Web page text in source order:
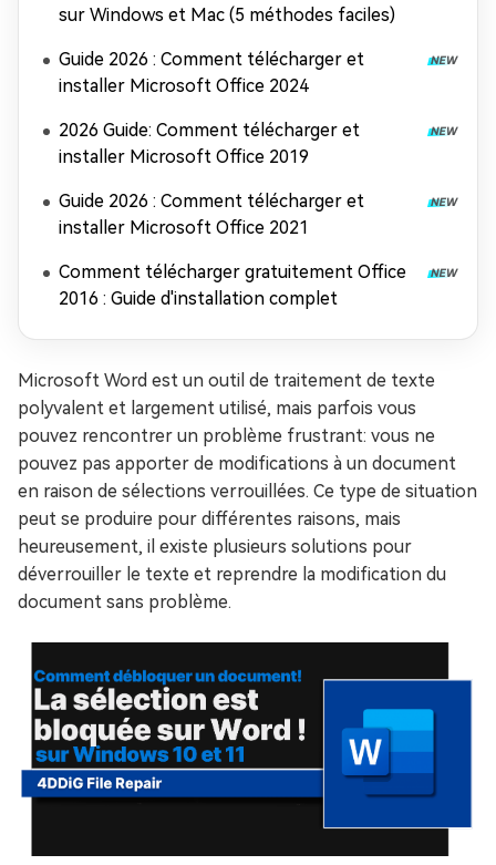
sur Windows et Mac (5 méthodes faciles)
Guide 2026 : Comment télécharger et
installer Microsoft Office 2024
2026 Guide: Comment télécharger et
installer Microsoft Office 2019
Guide 2026 : Comment télécharger et
installer Microsoft Office 2021
Comment télécharger gratuitement Office
2016 : Guide d'installation complet
Microsoft Word est un outil de traitement de texte
polyvalent et largement utilisé, mais parfois vous
pouvez rencontrer un problème frustrant: vous ne
pouvez pas apporter de modifications à un document
en raison de sélections verrouillées. Ce type de situation
peut se produire pour différentes raisons, mais
heureusement, il existe plusieurs solutions pour
déverrouiller le texte et reprendre la modification du
document sans problème.